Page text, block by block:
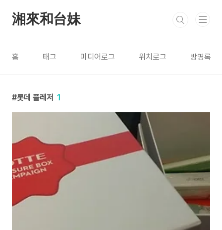
湘來和台妹
홈 태그 미디어로그 위치로그 방명록
롯데 플레저 1